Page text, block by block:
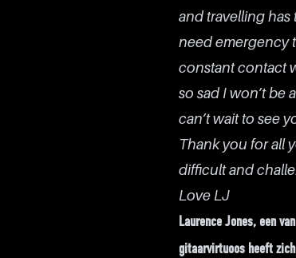
and travelling has
need emergency
constant contact
so sad I won’t be
can’t wait to see
Thank you for all
difficult and
Love LJ
Laurence Jones, een
gitaarvirtuoos heeft